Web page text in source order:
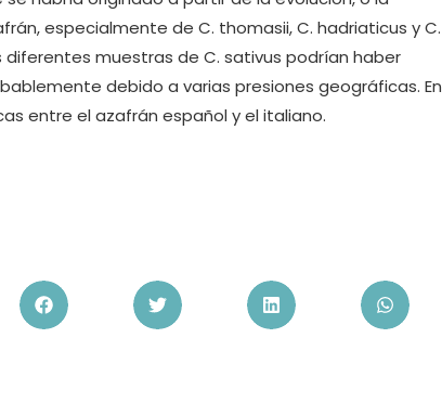
especialmente de C. thomasii, C. hadriaticus y C.
muestras de C. sativus podrían haber
debido a varias presiones geográficas. En
entre el azafrán español y el italiano.